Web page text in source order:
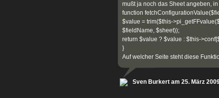
mußt ja noch das Sheet angeben, in
function
$value = trim($this-
$fieldName, $sheet));
return $value ? $value : $this-
}
Auf welcher Seite steht diese
Sven Burkert am 25. März